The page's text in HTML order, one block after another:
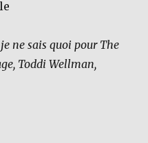
ne sais quoi pour The
Toddi Wellman,